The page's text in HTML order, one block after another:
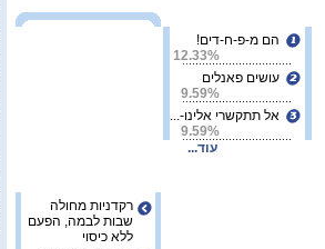
הם מ-פ-ח-דים!
12.33%
עושים פאנלים
9.59%
אל תתקשרי אלינו-...
9.59%
עוד...
רקדניות מחולה
שבות לבמה, הפעם
ללא כיסוי